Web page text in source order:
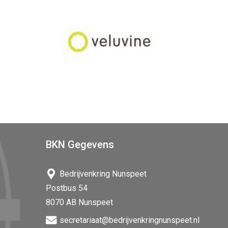
BKN Gegevens
Bedrijvenkring Nunspeet
Postbus 54
8070 AB Nunspeet
secretariaat@bedrijvenkringnunspeet.nl